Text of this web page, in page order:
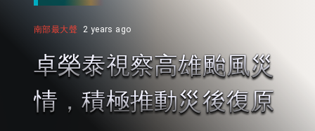
南部最大聲 2 years ago
卓榮泰視察高雄颱風災
情，積極推動災後復原